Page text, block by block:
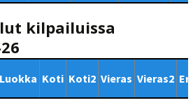
kilpailuissa
Luokka Koti Koti2 Vieras Vieras2